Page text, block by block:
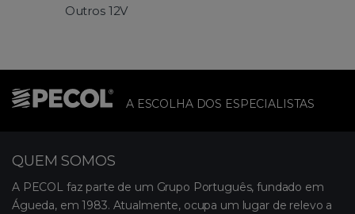
Outros 12V
A ESCOLHA DOS ESPECIALISTAS
QUEM SOMOS
A PECOL faz parte de um Grupo Português, fundado em
Águeda, em 1983. Atualmente, ocupa um lugar de relevo a